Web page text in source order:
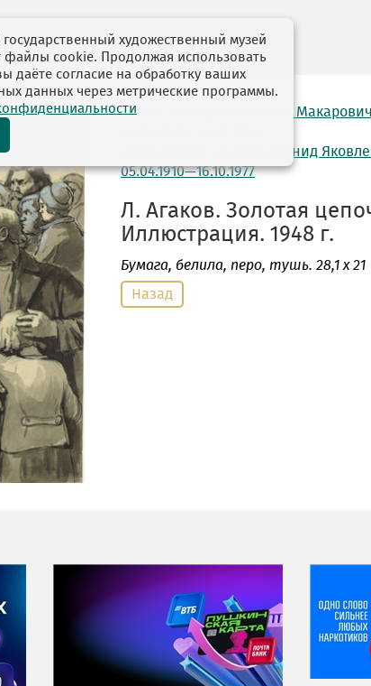
автор: Макаров Василий Макарович
автор текста: Агаков Леонид
05.04.1910—16.10.1977
Л. Агаков. Золотая
Иллюстрация. 1948 г.
Бумага, белила, перо, тушь. 28,1 х 21
Назад
НИ
08
художественный музей
файлы cookie. Продолжая использовать
даёте согласие на обработку ваших
данных через метрические программы.